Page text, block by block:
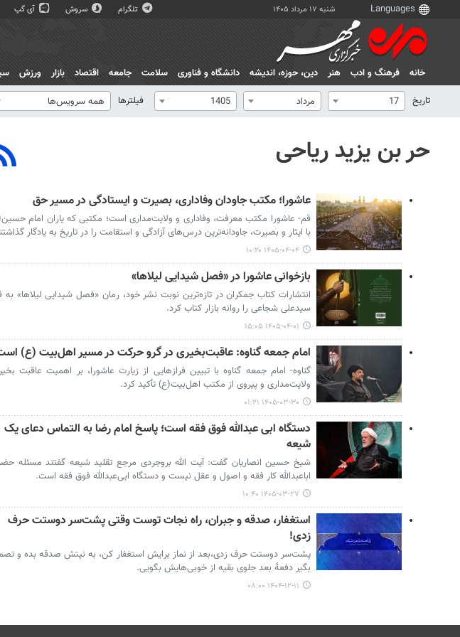
شنبه ۱۷ مرداد ۱۴۰۵ تلگرام سروش آی گپ
خانه فرهنگ و ادب هنر دين، حوزه، انديشه دانشگاه و فناوری سلامت جامعه اقتصاد بازار ورزش
تاریخ
17 مرداد 1405 فیلترها همه سرویس‌ها
حر بن یزید ریاحی
عاشورا؛ مکتب جاودان وفاداری، بصیرت و ایستادگی در مسیر حق
قم- عاشورا مکتب معرفت، وفاداری و ولایت‌مداری است؛ مکتبی که یاران امام
با ایثار و بصیرت، جاودانه‌ترین درس‌های آزادگی و استقامت را در تاریخ به یادگار
۱۴۰۵-۰۴-۰۴ ۱۰:۲۰
بازخوانی عاشورا در «فصل شیدایی لیلاها»
انتشارات کتاب جمکران در تازه‌ترین نوبت نشر خود، رمان «فصل شیدایی لیلاها» به
سیدعلی شجاعی را روانه بازار کتاب کرد.
۱۴۰۵-۰۴-۰۱ ۱۵:۰۵
امام جمعه گناوه: عاقبت‌بخیری در گرو حرکت در مسیر اهل‌بیت (ع)
گناوه- امام جمعه گناوه با تبیین فرازهایی از زیارت عاشورا، بر اهمیت عاقبت
ولایت‌مداری و پیروی از مکتب اهل‌بیت(ع) تأکید کرد.
۱۴۰۵-۰۳-۳۰ ۰۱:۲۱
دستگاه ابی عبدالله فوق فقه است؛ پاسخ امام رضا به التماس دعای یک
شیعه
شیخ حسین انصاریان گفت: آیت الله بروجردی مرجع تقلید شیعه گفتند مسئله
اباعبدالله کار فقه و اصول و عقل نیست و دستگاه ابی‌عبدالله فوق فقه است.
۱۴۰۵-۰۳-۲۷ ۱۰:۴۰
استغفار، صدقه و جبران، راه نجات توست وقتی پشت‌سر دوستت حرف
زدی!
پشت‌سر دوستت حرف زدی،بعد از نماز برایش استغفار کن، به نیتش صدقه بده و
بگیر دفعۀ بعد جلوی بقیه از خوبی‌هایش بگویی.
۱۴۰۴-۱۲-۱۱ ۰۸:۰۰